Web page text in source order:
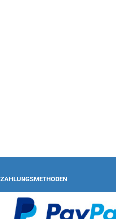
ZAHLUNGSMETHODEN